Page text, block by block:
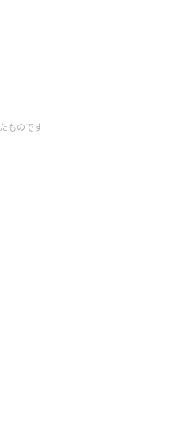
ものです